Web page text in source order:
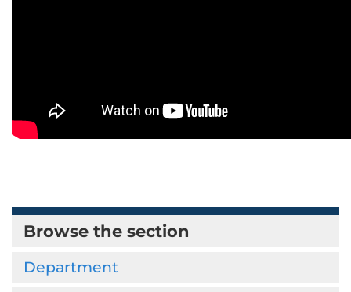
Browse the section
Department